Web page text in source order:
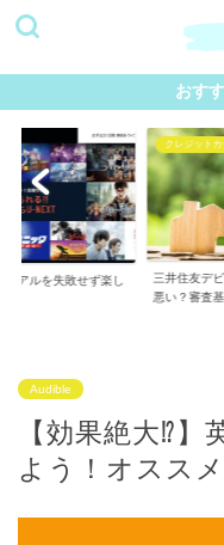
おす
クレジットカード
三井住友デビュープラス（学生）
Audible
【効果絶大⁉︎
よう！オスス